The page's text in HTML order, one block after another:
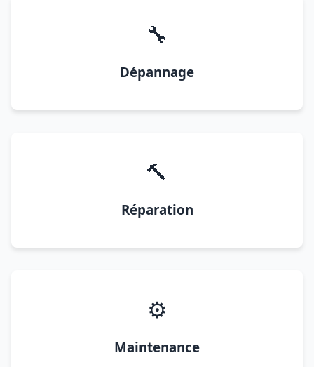
🔧
Dépannage
🔨
Réparation
⚙️
Maintenance